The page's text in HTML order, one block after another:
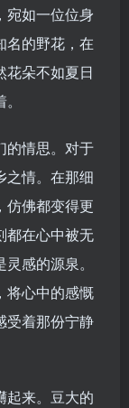
宛如一位位身
名的野花，在
花朵不如夏日
的情思。对于
之情。在那细
仿佛都变得更
都在心中被无
感的源泉。
将心中的感慨
受着那份宁静
起来。豆大的